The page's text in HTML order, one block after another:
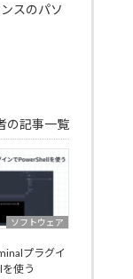
スのパソ
の記事一覧
ソフトウェア
プラグイ
使う